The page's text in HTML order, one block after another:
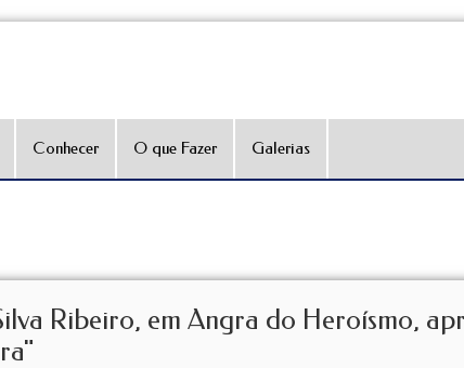
Conhecer O que Fazer Galerias
Ribeiro, em Angra do Heroísmo,